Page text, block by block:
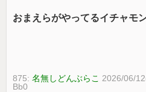
おまえらがやってるイチャモ
875:名無しどんぶらこ 2026/06/
Bb0